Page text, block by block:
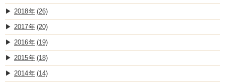
2018 (26)
2017 (20)
2016 (19)
2015 (18)
2014 (14)